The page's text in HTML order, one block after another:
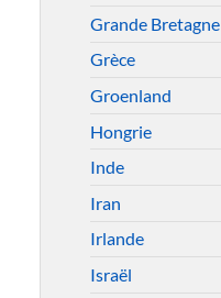
Grande Bretagne
Grèce
Groenland
Hongrie
Inde
Iran
Irlande
Israël